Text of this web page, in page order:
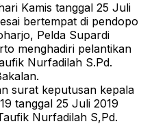
Kamis tanggal 25 Juli
bertempat di pendopo
Pelda Supardi
menghadiri pelantikan
Nurfadilah S.Pd.
surat keputusan kepala
tanggal 25 Juli 2019
Nurfadilah S,Pd.